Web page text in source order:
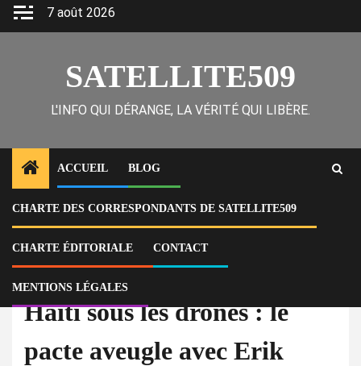
Skip
7 août 2026
SATELLITE509
L'INFO QUI DÉRANGE, LA VÉRITÉ QUI LIBÈRE.
ACCUEIL BLOG
CHARTE DES CORRESPONDANTS DE SATELLITE509
CHARTE ÉDITORIALE CONTACT
MENTIONS LÉGALES
Home
Actu
Haïti sous les drones : le pacte aveugle avec Erik Prince qui rate sa cible
Haïti sous les drones : le
pacte aveugle avec Erik